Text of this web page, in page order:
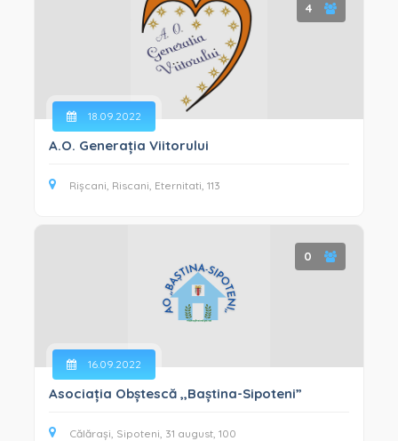
4
18.09.2022
A.O. Generația Viitorului
Rișcani, Riscani, Eternitati, 113
0
16.09.2022
Asociația Obștescă ,,Baștina-Sipoteni”
Călărași, Sipoteni, 31 august, 100